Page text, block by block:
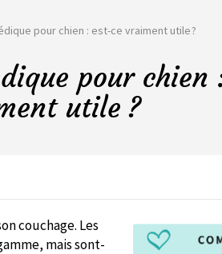
pour chien : est-ce vraiment utile ?
pour chien
utile ?
couchage. Les
mais sont-